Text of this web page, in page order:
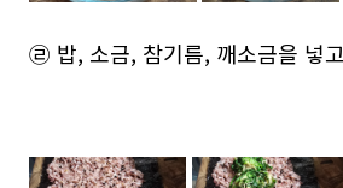
㉣ 밥, 소금, 참기름, 깨소금을 넣